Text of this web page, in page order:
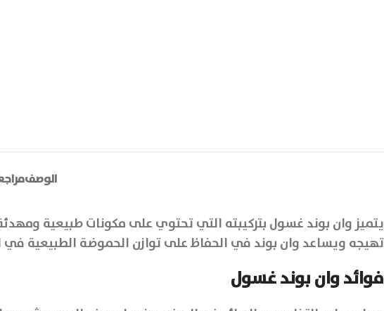
الوصف
يتميز وان بوند غسول بتركيبته التي تحتوي على مكونات طبيعية
تهيجه ويساعد وان بوند في الحفاظ على توازن الحموضة الطبيعية في
فوائد وان بوند غسول